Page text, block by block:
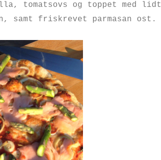
tomatsovs og toppet med lidt
samt friskrevet parmasan ost.